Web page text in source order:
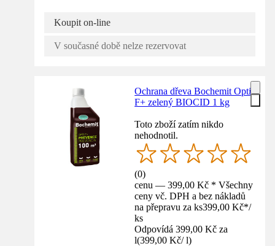
Koupit on-line
V současné době nelze rezervovat
Ochrana dřeva Bochemit Opti
F+ zelený BIOCID 1 kg
Toto zboží zatím nikdo
nehodnotil.
(0)
cenu — 399,00 Kč * Všechny
ceny vč. DPH a bez nákladů
na přepravu za ks399,00 Kč*/
ks
Odpovídá 399,00 Kč za
l(399,00 Kč/ l)